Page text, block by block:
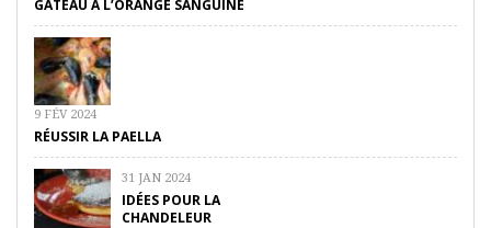
GÂTEAU À L’ORANGE SANGUINE
9 FÉV 2024
RÉUSSIR LA PAELLA
31 JAN 2024
IDÉES POUR LA
CHANDELEUR